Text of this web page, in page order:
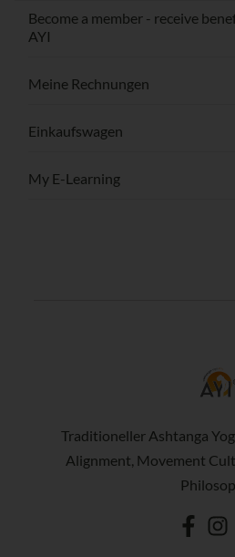
Become a member - receive
AYI
Meine Rechnungen
Einkaufswagen
My E-Learning
Traditioneller Ashtanga
Alignment, Movement